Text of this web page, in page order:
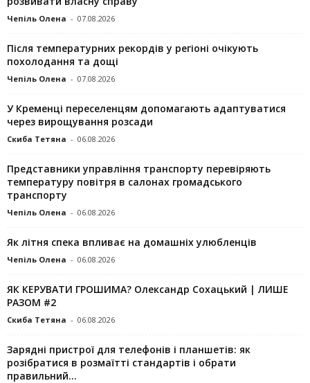
Чепіль Олена - 07.08.2026
Після температурних рекордів у регіоні очікують
похолодання та дощі
Чепіль Олена - 07.08.2026
У Кременці переселенцям допомагають адаптуватися
через вирощування розсади
Скиба Тетяна - 06.08.2026
Представники управління транспорту перевіряють
температуру повітря в салонах громадського
транспорту
Чепіль Олена - 06.08.2026
Як літня спека впливає на домашніх улюбленців
Чепіль Олена - 06.08.2026
ЯК КЕРУВАТИ ГРОШИМА? Олександр Сохацький | ЛИШЕ
РАЗОМ #2
Скиба Тетяна - 06.08.2026
Зарядні пристрої для телефонів і планшетів: як
розібратися в розмаїтті стандартів і обрати
правильний...